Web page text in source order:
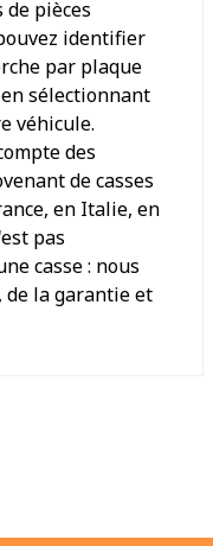
pièces
identifier
par plaque
sélectionnant
véhicule.
des
de casses
en Italie, en
pas
casse : nous
de la garantie et